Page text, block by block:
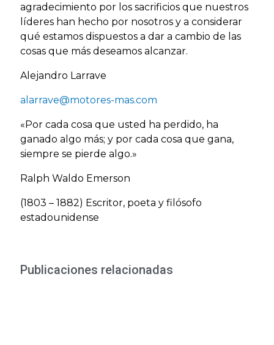
agradecimiento por los sacrificios que nuestros
líderes han hecho por nosotros y a considerar
qué estamos dispuestos a dar a cambio de las
cosas que más deseamos alcanzar.
Alejandro Larrave
alarrave@motores-mas.com
«Por cada cosa que usted ha perdido, ha
ganado algo más; y por cada cosa que gana,
siempre se pierde algo.»
Ralph Waldo Emerson
(1803 – 1882) Escritor, poeta y filósofo
estadounidense
Publicaciones relacionadas